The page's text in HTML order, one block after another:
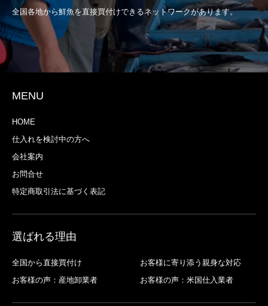
全国各地から鮮魚を直接買付けできるネットワークがあります。
MENU
HOME
仕入れを検討中の方へ
会社案内
お問合せ
特定商取引法に基づく表記
選ばれる理由
全国から直接買付け
お客様に寄り添う親身な対応
お客様の声：産地卸業者
お客様の声：米国仕入業者